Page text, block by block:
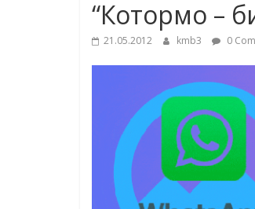
“Котормо –
21.05.2012 kmb3 0